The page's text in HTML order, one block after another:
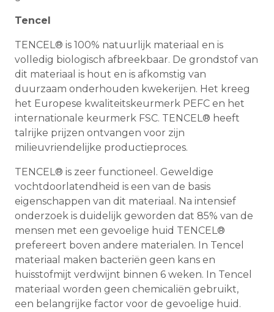
Tencel
TENCEL® is 100% natuurlijk materiaal en is
volledig biologisch afbreekbaar. De grondstof van
dit materiaal is hout en is afkomstig van
duurzaam onderhouden kwekerijen. Het kreeg
het Europese kwaliteitskeurmerk PEFC en het
internationale keurmerk FSC. TENCEL® heeft
talrijke prijzen ontvangen voor zijn
milieuvriendelijke productieproces.
TENCEL® is zeer functioneel. Geweldige
vochtdoorlatendheid is een van de basis
eigenschappen van dit materiaal. Na intensief
onderzoek is duidelijk geworden dat 85% van de
mensen met een gevoelige huid TENCEL®
prefereert boven andere materialen. In Tencel
materiaal maken bacteriën geen kans en
huisstofmijt verdwijnt binnen 6 weken. In Tencel
materiaal worden geen chemicaliën gebruikt,
een belangrijke factor voor de gevoelige huid.